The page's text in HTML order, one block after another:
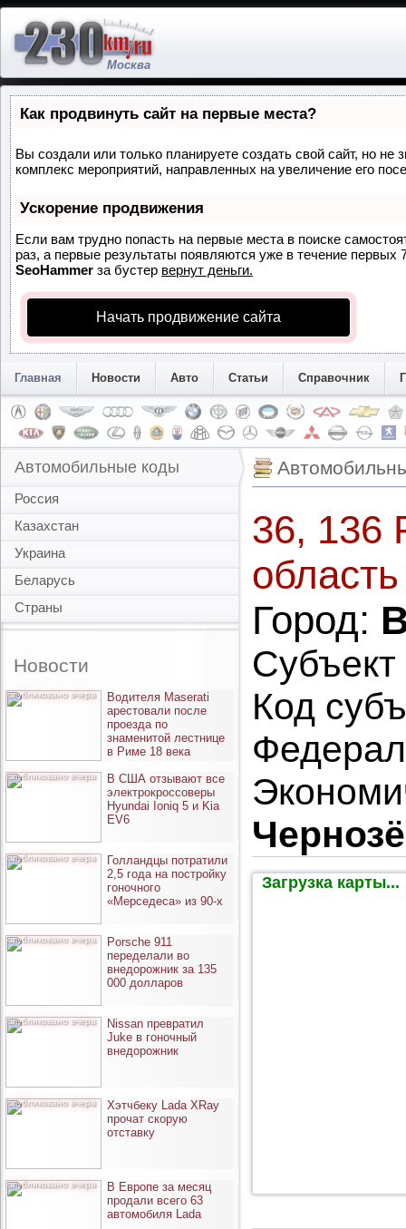
Москва
Как продвинуть сайт на первые места?
Вы создали или только планируете создать свой сайт, но
комплекс мероприятий, направленных на увеличение его
Ускорение продвижения
Если вам трудно попасть на первые места в поиске
раз, а первые результаты появляются уже в течение
SeoHammer за бустер вернут деньги.
Начать продвижение сайта
Главная Новости Авто Статьи Справочник
Автомобильные коды
Россия
Казахстан
Украина
Беларусь
Страны
Новости
опубликовано вчера
Водителя Maserati
арестовали после
проезда по
знаменитой лестнице
в Риме 18 века
опубликовано вчера
В США отзывают все
электрокроссоверы
Hyundai Ioniq 5 и Kia
EV6
опубликовано вчера
Голландцы потратили
2,5 года на постройку
гоночного
«Мерседеса» из 90-х
опубликовано вчера
Porsche 911
переделали во
внедорожник за 135
000 долларов
опубликовано вчера
Nissan превратил
Juke в гоночный
внедорожник
опубликовано вчера
Хэтчбеку Lada XRay
прочат скорую
отставку
опубликовано вчера
В Европе за месяц
продали всего 63
автомобиля Lada
36, 136
область
Город:
Код
Загрузка карты...